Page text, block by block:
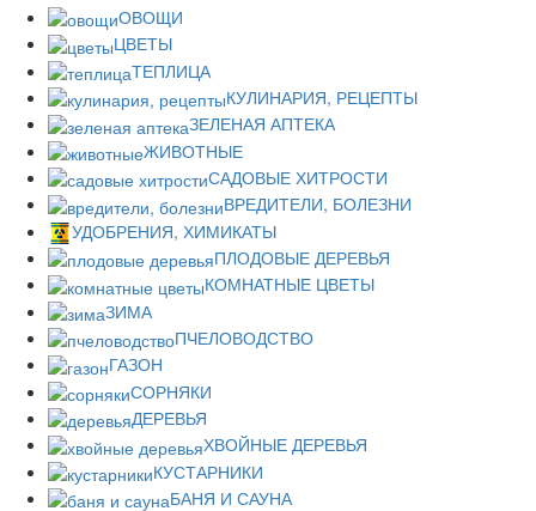
ОВОЩИ
ЦВЕТЫ
ТЕПЛИЦА
КУЛИНАРИЯ, РЕЦЕПТЫ
ЗЕЛЕНАЯ АПТЕКА
ЖИВОТНЫЕ
САДОВЫЕ ХИТРОСТИ
ВРЕДИТЕЛИ, БОЛЕЗНИ
УДОБРЕНИЯ, ХИМИКАТЫ
ПЛОДОВЫЕ ДЕРЕВЬЯ
КОМНАТНЫЕ ЦВЕТЫ
ЗИМА
ПЧЕЛОВОДСТВО
ГАЗОН
СОРНЯКИ
ДЕРЕВЬЯ
ХВОЙНЫЕ ДЕРЕВЬЯ
КУСТАРНИКИ
БАНЯ И САУНА